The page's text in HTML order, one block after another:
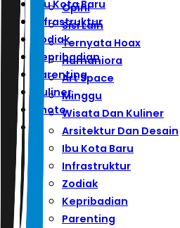
Ibu Kota Baru
Infrastruktur
Zodiak
Kepribadian
Parenting
Kuliner
Photo
Opini
Sisi Lain
Ternyata Hoax
Humaniora
Art Space
Minggu
Wisata Dan Kuliner
Arsitektur Dan Desain
Ibu Kota Baru
Infrastruktur
Zodiak
Kepribadian
Parenting